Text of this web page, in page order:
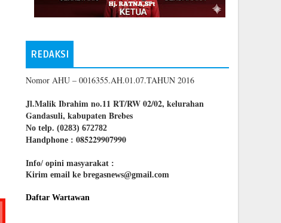
REDAKSI
Nomor AHU – 0016355.AH.01.07.TAHUN 2016
Jl.Malik Ibrahim no.11 RT/RW 02/02, kelurahan
Gandasuli, kabupaten Brebes
No telp. (0283) 672782
Handphone : 085229907990
Info/ opini masyarakat :
Kirim email ke bregasnews@gmail.com
Daftar Wartawan